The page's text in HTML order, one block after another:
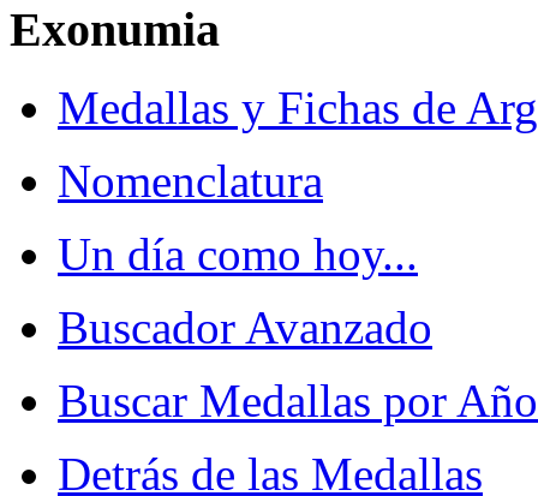
Exonumia
Medallas y Fichas de
Nomenclatura
Un día como hoy...
Buscador Avanzado
Buscar Medallas por Año
Detrás de las Medallas